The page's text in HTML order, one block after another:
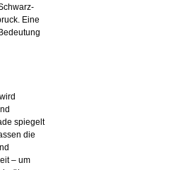
Eine
spiegelt
die
– um